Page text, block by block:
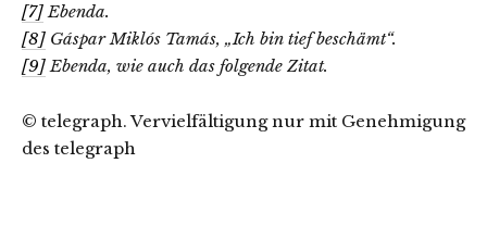
[7]Ebenda.
[8] Gáspar Miklós Tamás, „Ich bin tief beschämt“.
[9]Ebenda, wie auch das folgende Zitat.
© telegraph. Vervielfältigung nur mit Genehmigung
des telegraph